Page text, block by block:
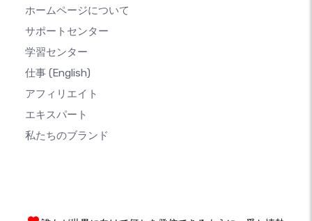
ホームページについて
サポートセンター
学習センター
仕事 (English)
アフィリエイト
エキスパート
私たちのブランド